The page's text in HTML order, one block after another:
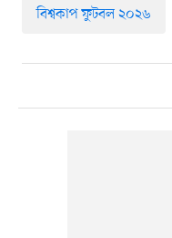
বিশ্বকাপ ফুটবল ২০২৬